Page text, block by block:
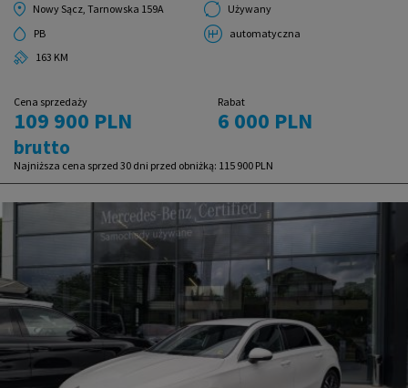
Nowy Sącz, Tarnowska 159A
Używany
PB
automatyczna
163 KM
Cena sprzedaży
109 900 PLN
brutto
Rabat
6 000 PLN
Najniższa cena sprzed 30 dni przed obniżką: 115 900 PLN